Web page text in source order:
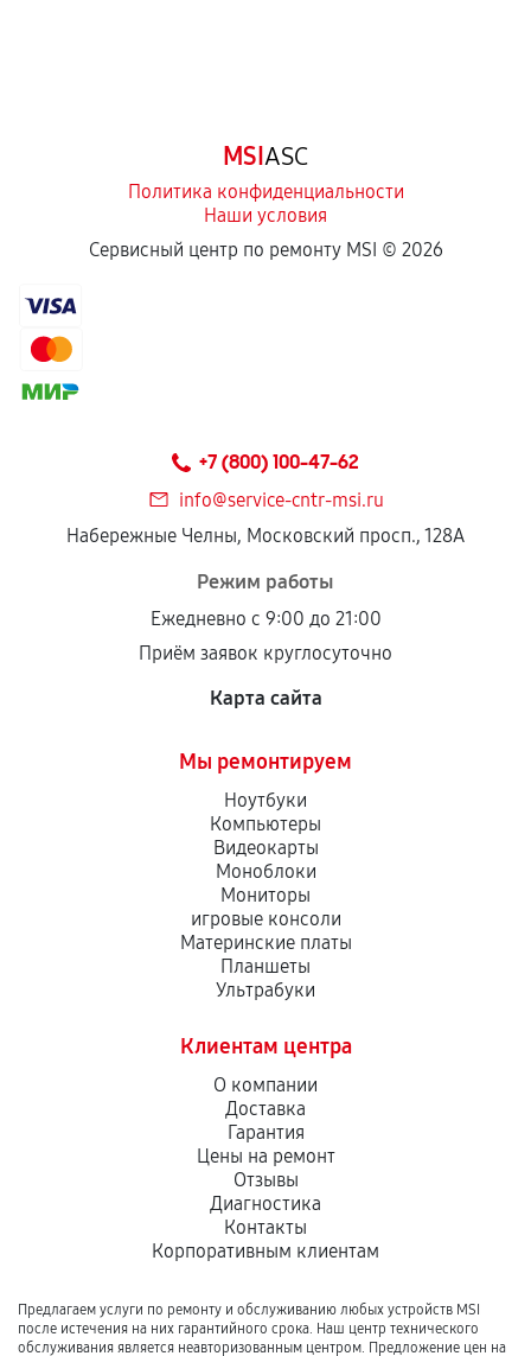
MSIASC
Политика конфиденциальности
Наши условия
Сервисный центр по ремонту MSI © 2026
+7 (800) 100-47-62
info@service-cntr-msi.ru
Набережные Челны, Московский просп., 128А
Режим работы
Ежедневно с 9:00 до 21:00
Приём заявок круглосуточно
Карта сайта
Мы ремонтируем
Ноутбуки
Компьютеры
Видеокарты
Моноблоки
Мониторы
игровые консоли
Материнские платы
Планшеты
Ультрабуки
Клиентам центра
О компании
Доставка
Гарантия
Цены на ремонт
Отзывы
Диагностика
Контакты
Корпоративным клиентам
Предлагаем услуги по ремонту и обслуживанию любых устройств MSI
после истечения на них гарантийного срока. Наш центр технического
обслуживания является неавторизованным центром. Предложение цен на